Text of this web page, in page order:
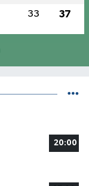
33 37
20:00